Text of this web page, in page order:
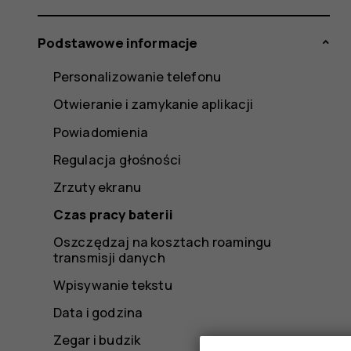
Podstawowe informacje
Personalizowanie telefonu
Otwieranie i zamykanie aplikacji
Powiadomienia
Regulacja głośności
Zrzuty ekranu
Czas pracy baterii
Oszczędzaj na kosztach roamingu
transmisji danych
Wpisywanie tekstu
Data i godzina
Zegar i budzik